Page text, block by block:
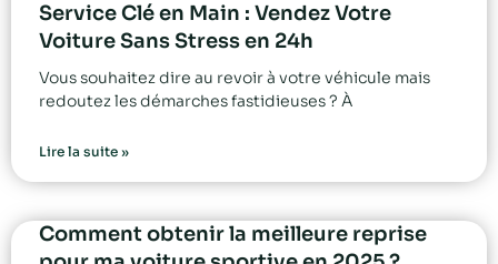
Service Clé en Main : Vendez Votre
Voiture Sans Stress en 24h
Vous souhaitez dire au revoir à votre véhicule mais
redoutez les démarches fastidieuses ? À
Lire la suite »
Comment obtenir la meilleure reprise